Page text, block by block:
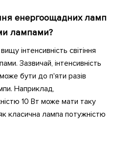
енергоощадних ламп
лампами?
інтенсивність світіння
Зазвичай, інтенсивність
бути до п'яти разів
Наприклад,
10 Вт може мати таку
як класична лампа потужністю